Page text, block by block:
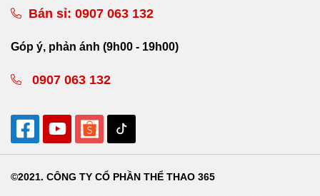
Bán sỉ: 0907 063 132
Góp ý, phản ánh (9h00 - 19h00)
0907 063 132
©2021. CÔNG TY CỔ PHẦN THỂ THAO 365